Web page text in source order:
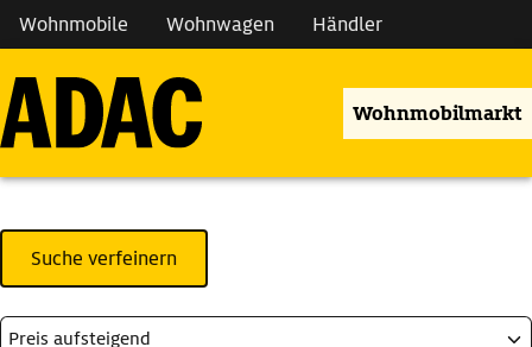
Wohnmobile Wohnwagen Händler
Wohnmobilmarkt
Suche verfeinern